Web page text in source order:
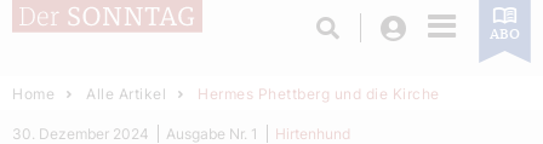
Login ABO
Home Alle Artikel Hermes Phettberg und die Kirche
30. Dezember 2024 Ausgabe Nr. 1 Hirtenhund